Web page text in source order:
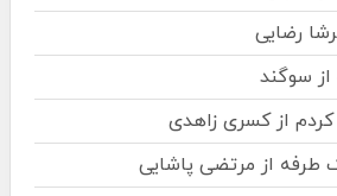
رضایی
سوگند
از کسری زاهدی
طرفه از مرتضی پاشایی